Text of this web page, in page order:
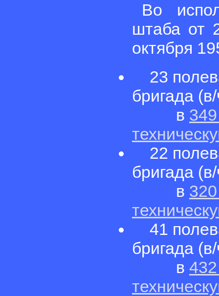
Во
штаба от
октября
23
бригада
в
22
бригада
в
41
бригада
в